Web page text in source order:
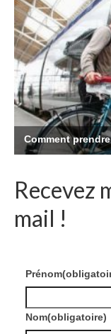
Recevez
mail !
Prénom
Nom(obligatoire)